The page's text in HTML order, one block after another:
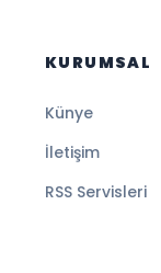
KURUMSAL
Künye
İletişim
RSS Servisleri